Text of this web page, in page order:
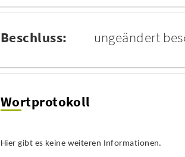
Beschluss: ungeändert
Wortprotokoll
Hier gibt es keine weiteren Informationen.